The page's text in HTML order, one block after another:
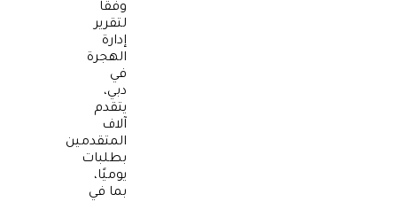
وفقًا
لتقرير
إدارة
الهجرة
في
دبي،
يتقدم
آلاف
المتقدمين
بطلبات
يوميًا،
بما في